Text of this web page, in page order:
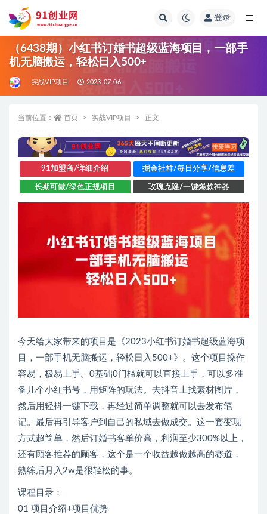
登录
（6438期）小红书订婚书超级蓝海项目，一部手
机无脑搬运，轻松日入500+
实战VIP项目 2023-07-06
当前位置： 首页 实战VIP项目 正文
91加盟商/详细介绍 掘金社群/每日分享/信息差
长期可做/绿色正规项目 玫瑰克隆/一键爆款神器
今天给大家带来的项目是《2023小红书订婚书超级蓝海项
目，一部手机无脑搬运，轻松日入500+》。这个项目操作
容易，极易上手。0基础0门槛就可以直接上手，可以多准
备几个小红书号，用矩阵的玩法。去抖音上找素材图片，
然后用轻抖一键下载，再经过简单调整就可以去发布笔
记。最后再引导客户到自己的私域去做成交。这一套变现
方式超简单，然后订婚书客单价高，利润至少300%以上，
还有顾客推荐的顾客，这个是一个收益越做越高的赛道，
熟练后月入2w是很轻松的事。
课程目录：
01 项目介绍+项目优势